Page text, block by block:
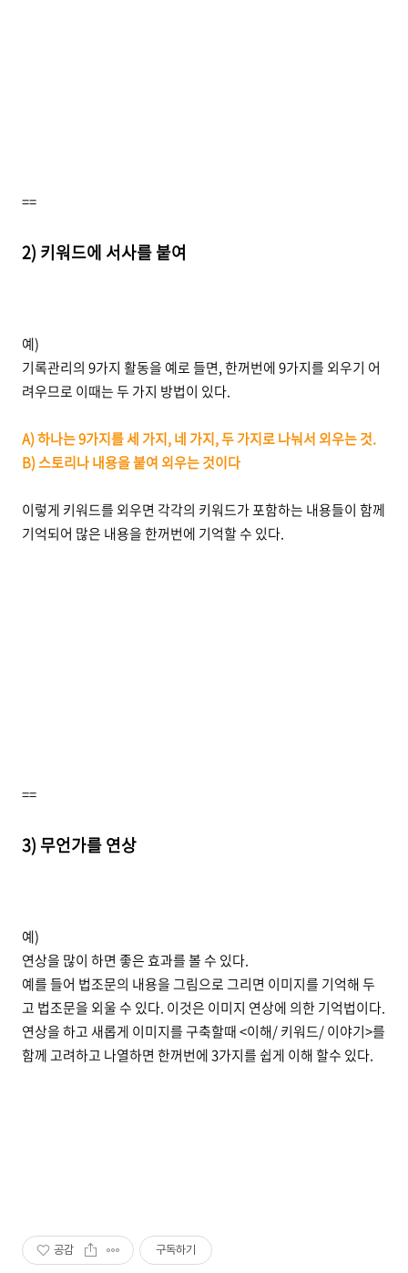
==
2) 키워드에 서사를 붙여
예)
기록관리의 9가지 활동을 예로 들면, 한꺼번에 9가지를 외우기 어
려우므로 이때는 두 가지 방법이 있다.
A) 하나는 9가지를 세 가지, 네 가지, 두 가지로 나눠서 외우는 것.
B) 스토리나 내용을 붙여 외우는 것이다
이렇게 키워드를 외우면 각각의 키워드가 포함하는 내용들이 함께
기억되어 많은 내용을 한꺼번에 기억할 수 있다.
==
3) 무언가를 연상
예)
연상을 많이 하면 좋은 효과를 볼 수 있다.
예를 들어 법조문의 내용을 그림으로 그리면 이미지를 기억해 두
고 법조문을 외울 수 있다. 이것은 이미지 연상에 의한 기억법이다.
연상을 하고 새롭게 이미지를 구축할때 <이해/ 키워드/ 이야기>를
함께 고려하고 나열하면 한꺼번에 3가지를 쉽게 이해 할수 있다.
공감 구독하기